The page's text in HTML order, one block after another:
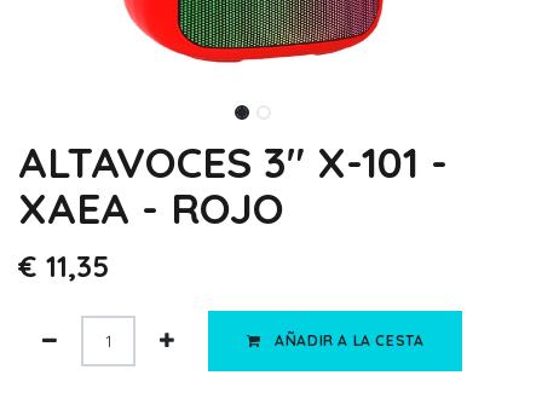
ALTAVOCES 3" X-101 -
XAEA - ROJO
€ 11,35
AÑADIR A LA CESTA